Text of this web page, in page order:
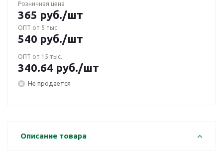
Розничная цена
365 руб./шт
ОПТ от 5 тыс.
540 руб./шт
ОПТ от 15 тыс.
340.64 руб./шт
Не продается
Описание товара